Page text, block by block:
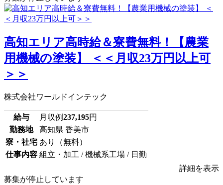
高知エリア高時給＆寮費無料！【農業
用機械の塗装】 ＜＜月収23万円以上可
＞＞
株式会社ワールドインテック
給与 月収例237,195円
勤務地
高知県 香美市
寮・社宅 あり（無料）
仕事内容 組立・加工 / 機械系工場 / 日勤
詳細を表示
募集が停止しています